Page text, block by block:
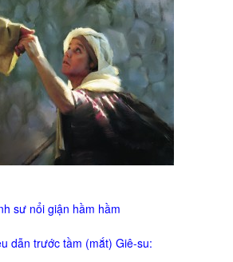
Đệ
qua Kinh Lạy Cha
Nhàng
Được Chúa
Thaosư nổi giận hầm hầm
dẫn trước tầm (mắt) Giê-su: